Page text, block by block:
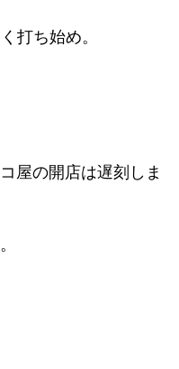
打ち始め。
屋の開店は遅刻しま